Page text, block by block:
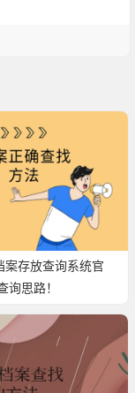
案存放查询系统官
询思路！